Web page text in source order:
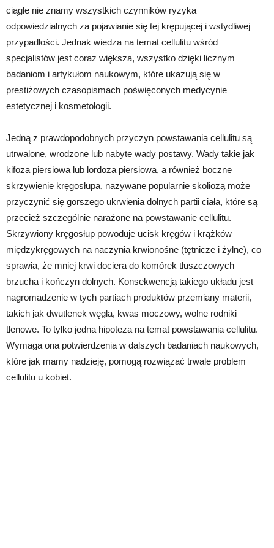
ciągle nie znamy wszystkich czynników ryzyka
odpowiedzialnych za pojawianie się tej krępującej i wstydliwej
przypadłości. Jednak wiedza na temat cellulitu wśród
specjalistów jest coraz większa, wszystko dzięki licznym
badaniom i artykułom naukowym, które ukazują się w
prestiżowych czasopismach poświęconych medycynie
estetycznej i kosmetologii.
Jedną z prawdopodobnych przyczyn powstawania cellulitu są
utrwalone, wrodzone lub nabyte wady postawy. Wady takie jak
kifoza piersiowa lub lordoza piersiowa, a również boczne
skrzywienie kręgosłupa, nazywane popularnie skoliozą może
przyczynić się gorszego ukrwienia dolnych partii ciała, które są
przecież szczególnie narażone na powstawanie cellulitu.
Skrzywiony kręgosłup powoduje ucisk kręgów i krążków
międzykręgowych na naczynia krwionośne (tętnicze i żylne), co
sprawia, że mniej krwi dociera do komórek tłuszczowych
brzucha i kończyn dolnych. Konsekwencją takiego układu jest
nagromadzenie w tych partiach produktów przemiany materii,
takich jak dwutlenek węgla, kwas moczowy, wolne rodniki
tlenowe. To tylko jedna hipoteza na temat powstawania cellulitu.
Wymaga ona potwierdzenia w dalszych badaniach naukowych,
które jak mamy nadzieję, pomogą rozwiązać trwale problem
cellulitu u kobiet.